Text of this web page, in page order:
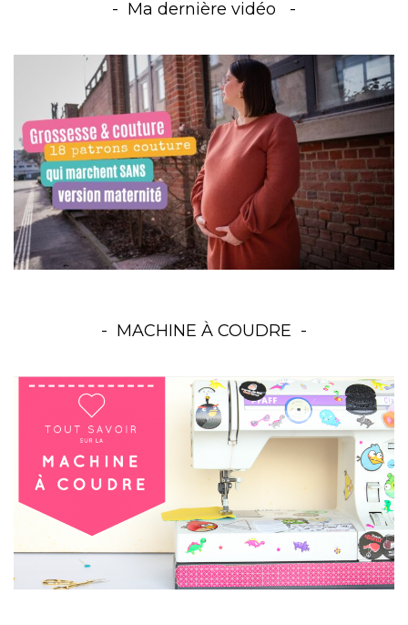
Ma dernière vidéo
MACHINE À COUDRE